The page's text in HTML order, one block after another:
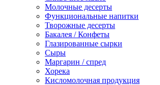
Молочные десерты
Функциональные напитки
Творожные десерты
Бакалея / Конфеты
Глазированные сырки
Сыры
Маргарин / спред
Хорека
Кисломолочная продукция